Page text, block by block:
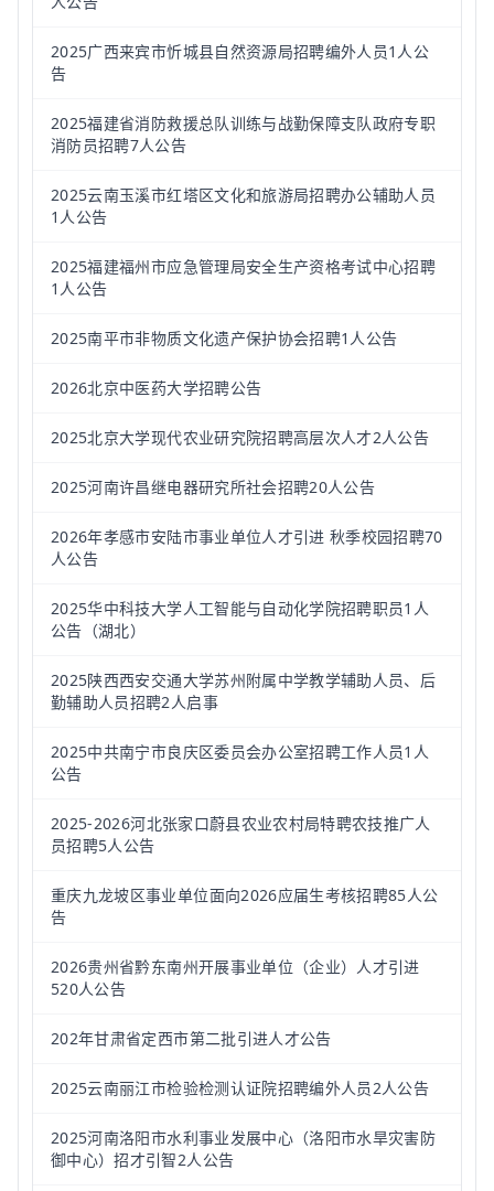
2025广西来宾市忻城县自然资源局招聘编外人员1人公
告
2025福建省消防救援总队训练与战勤保障支队政府专职
消防员招聘7人公告
2025云南玉溪市红塔区文化和旅游局招聘办公辅助人员
1人公告
2025福建福州市应急管理局安全生产资格考试中心招聘
1人公告
2025南平市非物质文化遗产保护协会招聘1人公告
2026北京中医药大学招聘公告
2025北京大学现代农业研究院招聘高层次人才2人公告
2025河南许昌继电器研究所社会招聘20人公告
2026年孝感市安陆市事业单位人才引进 秋季校园招聘70
人公告
2025华中科技大学人工智能与自动化学院招聘职员1人
公告（湖北）
2025陕西西安交通大学苏州附属中学教学辅助人员、后
勤辅助人员招聘2人启事
2025中共南宁市良庆区委员会办公室招聘工作人员1人
公告
2025-2026河北张家口蔚县农业农村局特聘农技推广人
员招聘5人公告
重庆九龙坡区事业单位面向2026应届生考核招聘85人公
告
2026贵州省黔东南州开展事业单位（企业）人才引进
520人公告
202年甘肃省定西市第二批引进人才公告
2025云南丽江市检验检测认证院招聘编外人员2人公告
2025河南洛阳市水利事业发展中心（洛阳市水旱灾害防
御中心）招才引智2人公告